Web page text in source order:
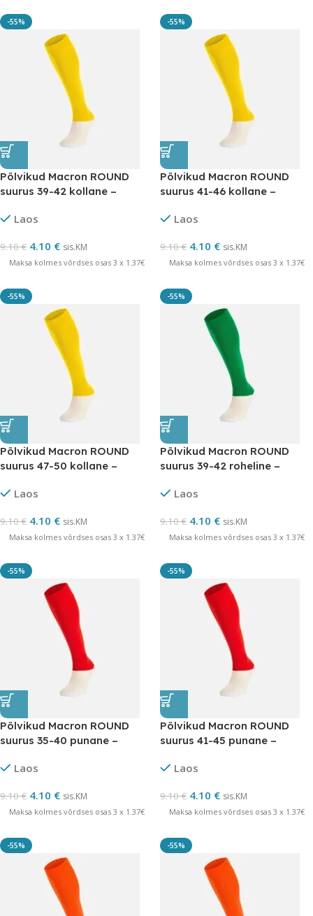
-55%
Põlvikud Macron ROUND
suurus 39-42 kollane –
Laos
9.10€ 4.10 € sis.KM
Maksa kolmes võrdses osas 3 x 1.37€
-55%
Põlvikud Macron ROUND
suurus 41-46 kollane –
Laos
9.10€ 4.10 € sis.KM
Maksa kolmes võrdses osas 3 x 1.37€
-55%
Põlvikud Macron ROUND
suurus 47-50 kollane –
Laos
9.10€ 4.10 € sis.KM
Maksa kolmes võrdses osas 3 x 1.37€
-55%
Põlvikud Macron ROUND
suurus 39-42 roheline –
Laos
9.10€ 4.10 € sis.KM
Maksa kolmes võrdses osas 3 x 1.37€
-55%
Põlvikud Macron ROUND
suurus 35-40 punane –
Laos
9.10€ 4.10 € sis.KM
Maksa kolmes võrdses osas 3 x 1.37€
-55%
Põlvikud Macron ROUND
suurus 41-45 punane –
Laos
9.10€ 4.10 € sis.KM
Maksa kolmes võrdses osas 3 x 1.37€
-55% -55%